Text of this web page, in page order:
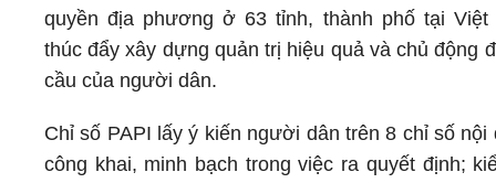
quyền địa phương ở 63 tỉnh, thành phố tại Việt
thúc đẩy xây dựng quản trị hiệu quả và chủ động
cầu của người dân.
Chỉ số PAPI lấy ý kiến người dân trên 8 chỉ số
công khai, minh bạch trong việc ra quyết định;